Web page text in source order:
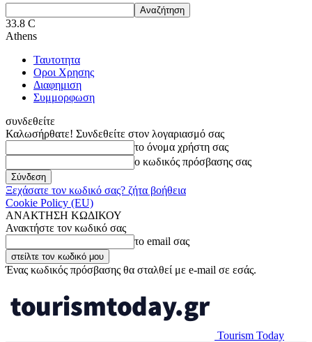
33.8 C
Athens
Ταυτοτητα
Οροι Χρησης
Διαφημιση
Συμμορφωση
συνδεθείτε
Καλωσήρθατε! Συνδεθείτε στον λογαριασμό σας
το όνομα χρήστη σας
ο κωδικός πρόσβασης σας
Ξεχάσατε τον κωδικό σας? ζήτα βοήθεια
Cookie Policy (EU)
ΑΝΑΚΤΗΣΗ ΚΩΔΙΚΟΥ
Ανακτήστε τον κωδικό σας
το email σας
Ένας κωδικός πρόσβασης θα σταλθεί με e-mail σε εσάς.
Tourism Today